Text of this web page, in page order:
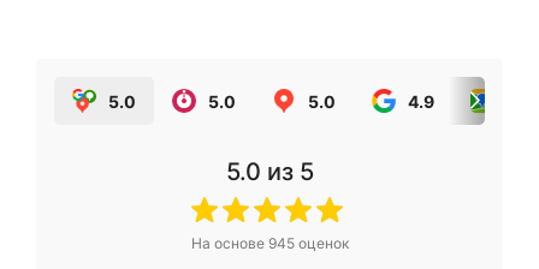
5.0 5.0 5.0 4.9
5.0 из 5
На основе 945оценок